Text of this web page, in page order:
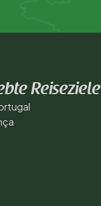
Reiseziele